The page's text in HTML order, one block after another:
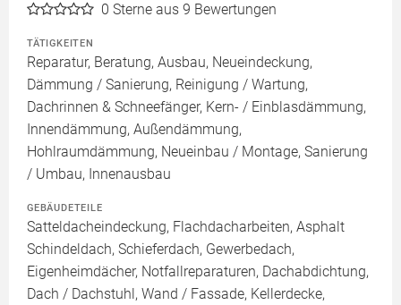
0 Sterne aus 9 Bewertungen
TÄTIGKEITEN
Reparatur, Beratung, Ausbau, Neueindeckung,
Dämmung / Sanierung, Reinigung / Wartung,
Dachrinnen & Schneefänger, Kern- / Einblasdämmung,
Innendämmung, Außendämmung,
Hohlraumdämmung, Neueinbau / Montage, Sanierung
/ Umbau, Innenausbau
GEBÄUDETEILE
Satteldacheindeckung, Flachdacharbeiten, Asphalt
Schindeldach, Schieferdach, Gewerbedach,
Eigenheimdächer, Notfallreparaturen, Dachabdichtung,
Dach / Dachstuhl, Wand / Fassade, Kellerdecke,